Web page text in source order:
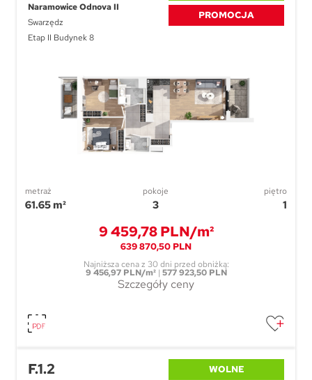
Naramowice Odnova II
Swarzędz
Etap II Budynek 8
PROMOCJA
metraż
61.65 m²
pokoje
3
piętro
1
9 459,78 PLN/m²
639 870,50 PLN
Najniższa cena z 30 dni przed obniżką:
9 456,97 PLN/m²| 577 923,50 PLN
Szczegóły ceny
F.1.2 WOLNE